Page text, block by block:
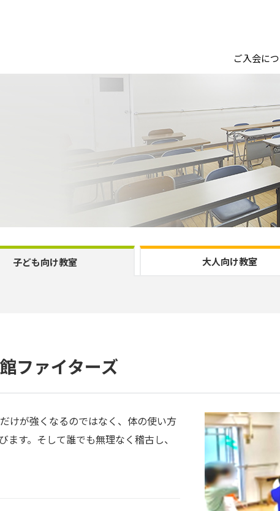
ご入会に
子ども向け教室 大人向け教室
ファイターズ
けが強くなるのではなく、体の使い方
す。そして誰でも無理なく稽古し、